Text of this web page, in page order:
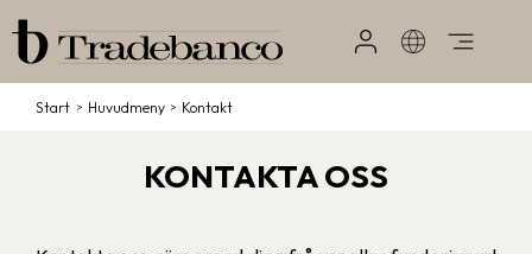
Start / Huvudmeny / Kontakt
KONTAKTA OSS